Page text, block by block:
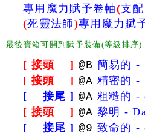
專用魔力賦予卷軸(支
(死靈法師)專用魔力賦
最後寶箱可開到賦予裝備(等級排序)
[ 接頭 ] @B 簡易的 -
[ 接頭 ] @A 精密的 -
[ 接尾 ] @A 粗糙的 -
[ 接頭 ] @A 黎明 -
[ 接尾 ] @9 致命的 -